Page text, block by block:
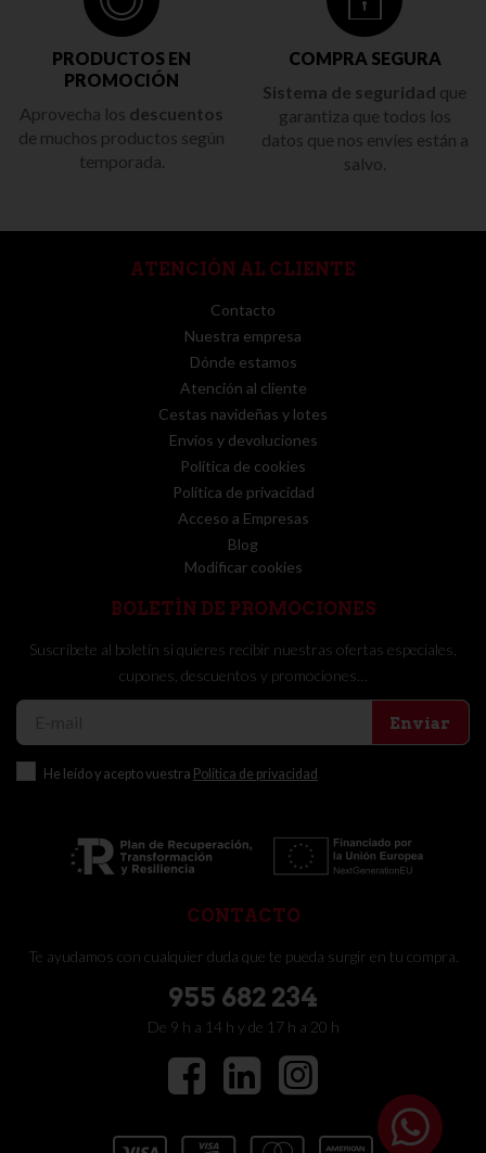
PRODUCTOS EN
PROMOCIÓN
Aprovecha los descuentos
de muchos productos según
temporada.
COMPRA SEGURA
Sistema de seguridad que
garantiza que todos los
datos que nos envíes están a
salvo.
ATENCIÓN AL CLIENTE
Contacto
Nuestra empresa
Dónde estamos
Atención al cliente
Cestas navideñas y lotes
Envíos y devoluciones
Política de cookies
Política de privacidad
Acceso a Empresas
Blog
Modificar cookies
BOLETÍN DE PROMOCIONES
Suscríbete al boletín si quieres recibir nuestras ofertas especiales,
cupones, descuentos y promociones…
Enviar
He leído y acepto vuestra Política de privacidad
CONTACTO
Te ayudamos con cualquier duda que te pueda surgir en tu compra.
955 682 234
De 9 h a 14 h y de 17 h a 20 h